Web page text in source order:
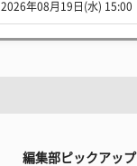
2026年08月19日(水) 15:00
編集部ピックアップ